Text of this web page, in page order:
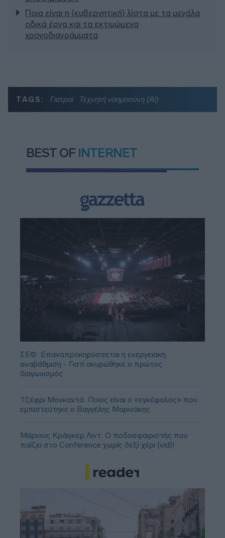
Ποια είναι η (κυβερνητική) λίστα με τα μεγάλα
οδικά έργα και τα εκτιμώμενα
χρονοδιαγράμματα
TAGS: Γιατροί Τεχνητή νοημοσύνη (ΑΙ)
BEST OF INTERNET
ΣΕΦ: Επαναπροκηρύσσεται η ενεργειακή
αναβάθμιση - Γιατί ακυρώθηκε ο πρώτος
διαγωνισμός
Τζέφρι Μονκαντά: Ποιος είναι ο «εγκέφαλος» που
εμπιστεύτηκε ο Βαγγέλης Μαρινάκης
Μάριους Κράιγκερ Λιντ: Ο ποδοσφαιριστής που
παίζει στο Conference χωρίς δεξί χέρι (vid)!